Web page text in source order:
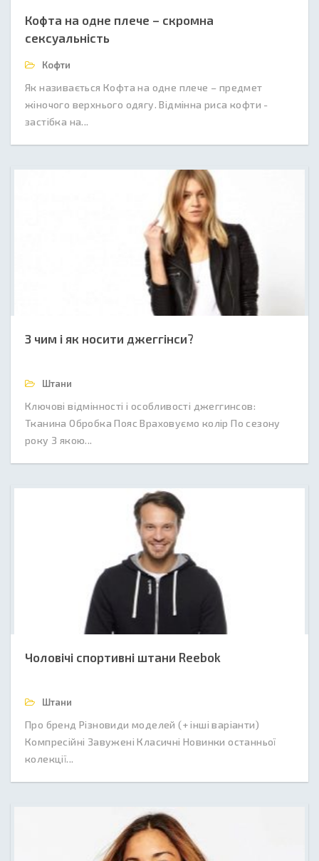
Кофта на одне плече – скромна
сексуальність
Кофти
Як називається Кофта на одне плече – предмет
жіночого верхнього одягу. Відмінна риса кофти -
застібка на...
З чим і як носити джеггінси?
Штани
Ключові відмінності і особливості джеггинсов:
Тканина Обробка Пояс Враховуємо колір По сезону
року З якою...
Чоловічі спортивні штани Reebok
Штани
Про бренд Різновиди моделей (+ інші варіанти)
Компресійні Завужені Класичні Новинки останньої
колекції...